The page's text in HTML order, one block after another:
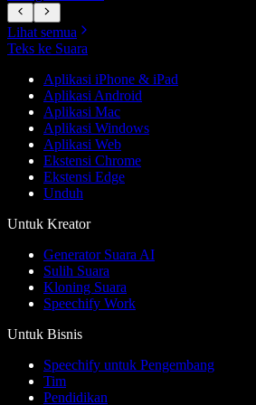
Lihat semua
Teks ke Suara
Aplikasi iPhone & iPad
Aplikasi Android
Aplikasi Mac
Aplikasi Windows
Aplikasi Web
Ekstensi Chrome
Ekstensi Edge
Unduh
Untuk Kreator
Generator Suara AI
Sulih Suara
Kloning Suara
Speechify Work
Untuk Bisnis
Speechify untuk Pengembang
Tim
Pendidikan